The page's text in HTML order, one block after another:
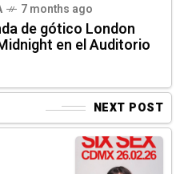
7 months ago
de gótico London
en el Auditorio
NEXT POST